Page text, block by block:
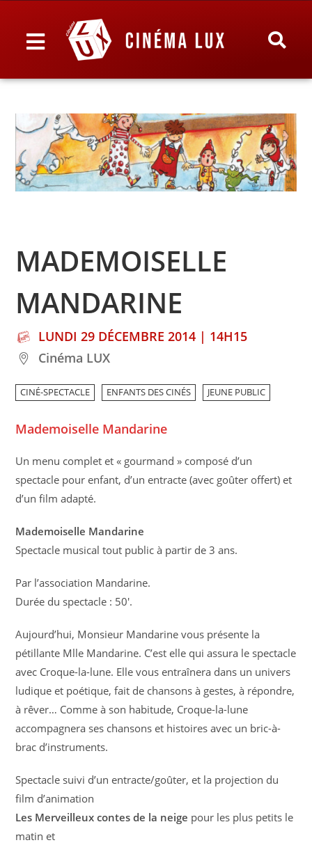
MADEMOISELLE
MANDARINE
LUNDI 29 DÉCEMBRE 2014 | 14H15
Cinéma LUX
CINÉ-SPECTACLE ENFANTS DES CINÉS JEUNE PUBLIC
Mademoiselle Mandarine
Un menu complet et « gourmand » composé d’un
spectacle pour enfant, d’un entracte (avec goûter offert) et
d’un film adapté.
Mademoiselle Mandarine
Spectacle musical tout public à partir de 3 ans.
Par l’association Mandarine.
Durée du spectacle : 50′.
Aujourd’hui, Monsieur Mandarine vous présente la
pétillante Mlle Mandarine. C’est elle qui assura le spectacle
avec Croque-la-lune. Elle vous entraînera dans un univers
ludique et poétique, fait de chansons à gestes, à répondre,
à rêver… Comme à son habitude, Croque-la-lune
accompagnera ses chansons et histoires avec un bric-à-
brac d’instruments.
Spectacle suivi d’un entracte/goûter, et la projection du
film d’animation
Les Merveilleux contes de la neige pour les plus petits le
matin et